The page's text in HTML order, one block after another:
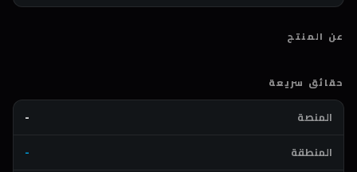
عن المنتج
حقائق سريعة
المنصة
-
المنطقة
-